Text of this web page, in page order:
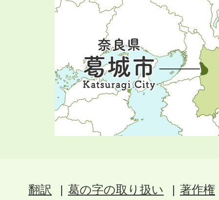
翻訳 葛の字の取り扱い
著作権